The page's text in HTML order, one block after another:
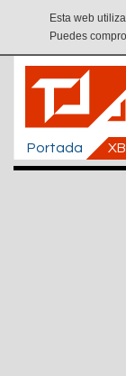
Esta web
Puedes
Portada